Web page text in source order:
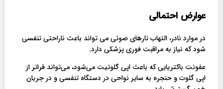
عوارض احتمالی
در موارد نادر، التهاب تارهای صوتی می تواند باعث ناراحتی تنفسی
شود که نیاز به مراقبت فوری پزشکی دارد.
عفونت باکتریایی که باعث اپی گلوتیت می‌شود، می‌تواند فراتر از
اپی گلوت و حنجره به سایر نواحی در دستگاه تنفسی و در جریان